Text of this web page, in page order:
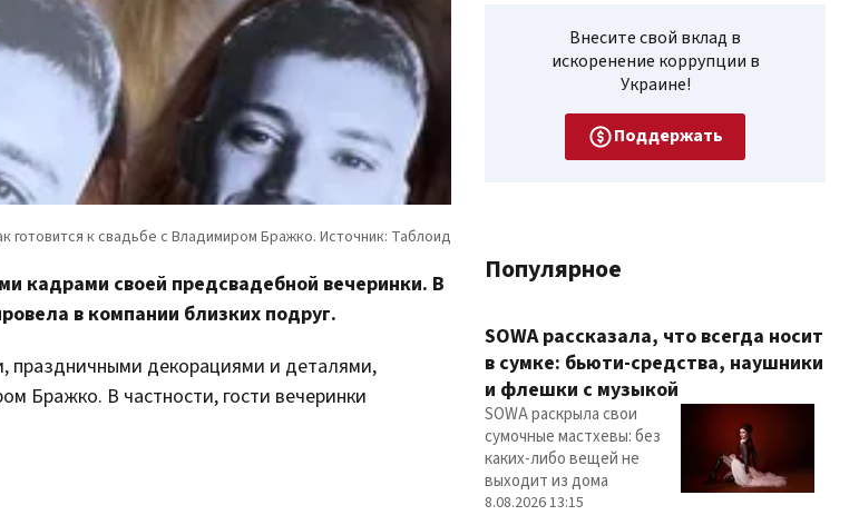
кадрами своей предсвадебной вечеринки. В
в компании близких подруг.
праздничными декорациями и деталями,
Бражко. В частности, гости вечеринки
Внесите свой вклад в
искоренение коррупции в
Украине!
Поддержать
Популярное
SOWA рассказала, что всегда носит
в сумке: бьюти-средства, наушники
и флешки с музыкой
SOWA раскрыла свои
сумочные мастхевы: без
каких-либо вещей не
выходит из дома
8.08.2026 13:15